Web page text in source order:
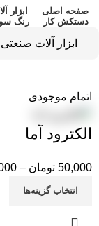
صفحه اصلی ابزار
دستکش کار
رنگ
ابزار آلات
اتمام موجودی
الکترود آما
50,000 تومان –
انتخاب گزینه‌ها